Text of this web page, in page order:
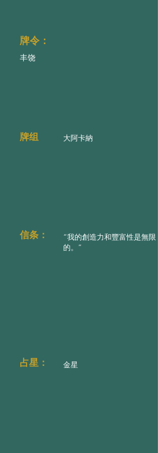
牌令：
丰饶
牌组 大阿卡納
信条：
“我的創造力和豐富性是無限
的。”
占星： 金星